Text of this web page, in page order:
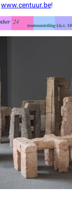
www.centuur.be!